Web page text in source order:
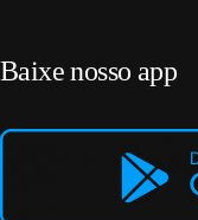
Baixe nosso app